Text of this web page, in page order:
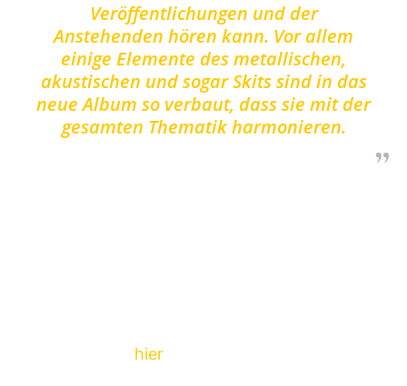
Veröffentlichungen und der
Anstehenden hören kann. Vor allem
einige Elemente des metallischen,
akustischen und sogar Skits sind in das
neue Album so verbaut, dass sie mit der
gesamten Thematik harmonieren.
hier.